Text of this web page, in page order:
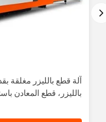
بالليزر، قطع المعادن